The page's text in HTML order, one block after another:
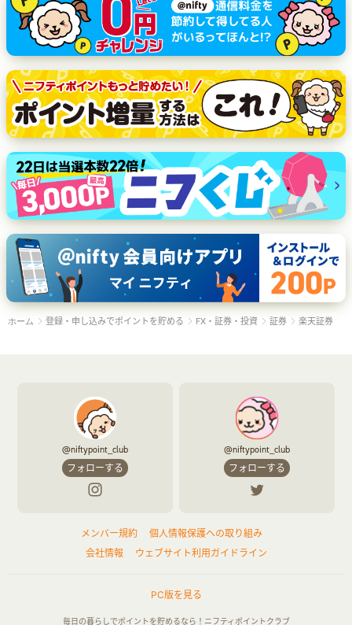
ホーム 登録・申し込みでポイントを貯める FX・証券・投資 証券 楽天証券
@niftypoint_club
フォローする
@niftypoint_club
フォローする
メンバー規約
個人情報保護への取り組み
会社情報
ウェブサイト利用ガイドライン
PC版を見る
毎日の暮らしでポイントを貯めるなら！ニフティポイントクラブ